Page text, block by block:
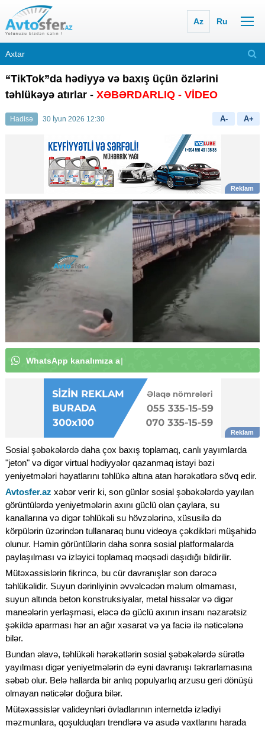
Az Ru
“TikTok”da hədiyyə və baxış üçün özlərini
təhlükəyə atırlar - XƏBƏRDARLIQ - VİDEO
Hadisə 30 İyun 2026 12:30 A- A+
|
Sosial şəbəkələrdə daha çox baxış toplamaq, canlı yayımlarda
"jeton" və digər virtual hədiyyələr qazanmaq istəyi bəzi
yeniyetmələri həyatlarını təhlükə altına atan hərəkətlərə sövq edir.
Avtosfer.az xəbər verir ki, son günlər sosial şəbəkələrdə yayılan
görüntülərdə yeniyetmələrin axını güclü olan çaylara, su
kanallarına və digər təhlükəli su hövzələrinə, xüsusilə də
körpülərin üzərindən tullanaraq bunu videoya çəkdikləri müşahidə
olunur. Həmin görüntülərin daha sonra sosial platformalarda
paylaşılması və izləyici toplamaq məqsədi daşıdığı bildirilir.
Mütəxəssislərin fikrincə, bu cür davranışlar son dərəcə
təhlükəlidir. Suyun dərinliyinin əvvəlcədən məlum olmaması,
suyun altında beton konstruksiyalar, metal hissələr və digər
maneələrin yerləşməsi, eləcə də güclü axının insanı nəzarətsiz
şəkildə aparması hər an ağır xəsarət və ya faciə ilə nəticələnə
bilər.
Bundan əlavə, təhlükəli hərəkətlərin sosial şəbəkələrdə sürətlə
yayılması digər yeniyetmələrin də eyni davranışı təkrarlamasına
səbəb olur. Belə hallarda bir anlıq populyarlıq arzusu geri dönüşü
olmayan nəticələr doğura bilər.
Mütəxəssislər valideynləri övladlarının internetdə izlədiyi
məzmunlara, qoşulduqları trendlərə və asudə vaxtlarını harada